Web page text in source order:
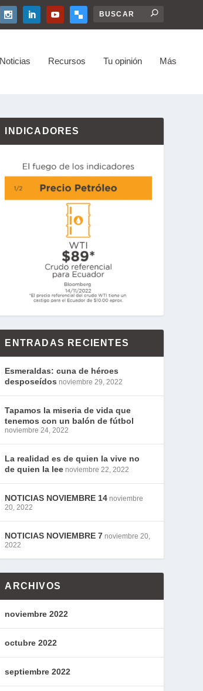
Noticias Recursos Tu opinión Más
INDICADORES
ENTRADAS RECIENTES
Esmeraldas: cuna de héroes
desposeídos noviembre 29, 2022
Tapamos la miseria de vida que
tenemos con un balón de fútbol
noviembre 24, 2022
La realidad es de quien la vive no
de quien la lee noviembre 22, 2022
NOTICIAS NOVIEMBRE 14 noviembre
20, 2022
NOTICIAS NOVIEMBRE 7 noviembre 20,
2022
ARCHIVOS
noviembre 2022
octubre 2022
septiembre 2022